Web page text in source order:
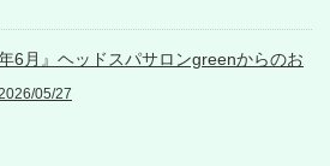
年6月』ヘッドスパサロンgreenからのお
05/27